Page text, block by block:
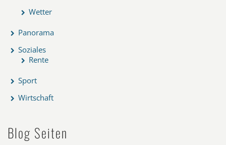
Wetter
Panorama
Soziales
Rente
Sport
Wirtschaft
Blog Seiten